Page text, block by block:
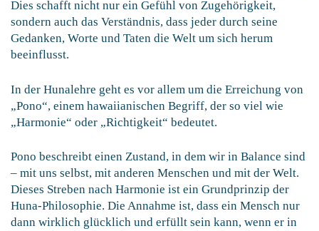
Dies schafft nicht nur ein Gefühl von Zugehörigkeit,
sondern auch das Verständnis, dass jeder durch seine
Gedanken, Worte und Taten die Welt um sich herum
beeinflusst.
In der Hunalehre geht es vor allem um die Erreichung von
„Pono“, einem hawaiianischen Begriff, der so viel wie
„Harmonie“ oder „Richtigkeit“ bedeutet.
Pono beschreibt einen Zustand, in dem wir in Balance sind
– mit uns selbst, mit anderen Menschen und mit der Welt.
Dieses Streben nach Harmonie ist ein Grundprinzip der
Huna-Philosophie. Die Annahme ist, dass ein Mensch nur
dann wirklich glücklich und erfüllt sein kann, wenn er in